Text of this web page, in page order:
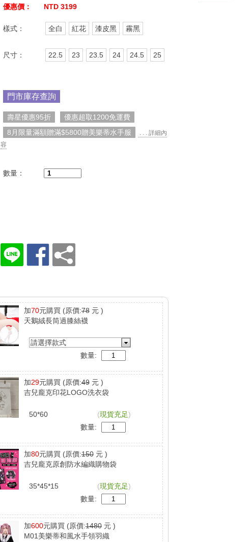
優惠價： NTD 3199
樣式： 全白 紅花 漆皮黑 霧黑
尺寸： 22.5 23 23.5 24 24.5 25
門市庫存查詢
壽星優惠95折
優惠超取1200免運費
8月限量滿額贈滿$5800贈美樂蒂水手服
. . . 詳細內
容
數量：
加70元購買 (原價:78元 )
天鵝絨長筒過膝絲襪
請選擇款式
數量:
加29元購買 (原價:49元 )
吉兒龐克印花LOGO洗衣袋
50*60 (現貨充足)
數量:
加80元購買 (原價:150元 )
吉兒龐克原創防水編織購物袋
35*45*15 (現貨充足)
數量:
加600元購買 (原價:1480元 )
M01美樂蒂和風水手領羽織